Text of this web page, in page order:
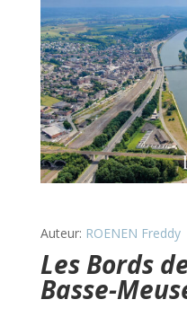
Auteur: ROENEN Freddy
Les Bords
Basse-